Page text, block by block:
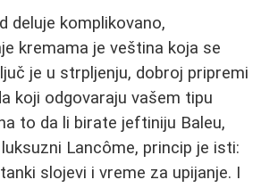
deluje komplikovano,
kremama je veština koja se
je u strpljenju, dobroj pripremi
koji odgovaraju vašem tipu
to da li birate jeftiniju Baleu,
Lancôme, princip je isti:
slojevi i vreme za upijanje. I